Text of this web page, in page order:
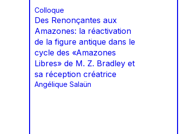
Colloque
Des Renonçantes aux
Amazones: la réactivation
de la figure antique dans le
cycle des «Amazones
Libres» de M. Z. Bradley et
sa réception créatrice
Angélique Salaün